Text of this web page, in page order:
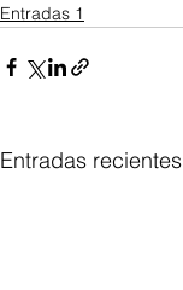
Entradas 1
Entradas recientes